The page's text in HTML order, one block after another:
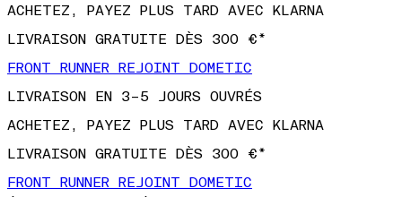
LIVRAISON GRATUITE DÈS 300 €*
FRONT RUNNER REJOINT DOMETIC
LIVRAISON EN 3–5 JOURS OUVRÉS
ACHETEZ, PAYEZ PLUS TARD AVEC KLARNA
LIVRAISON GRATUITE DÈS 300 €*
FRONT RUNNER REJOINT DOMETIC